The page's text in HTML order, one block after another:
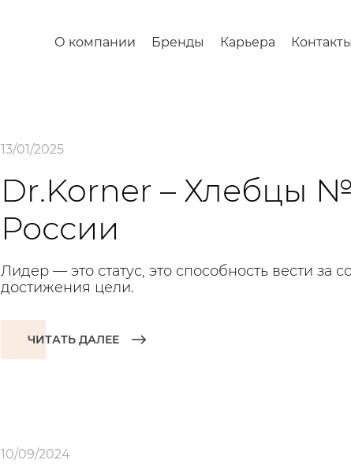
О компании Бренды Карьера Контакты
13/01/2025
Dr.Korner – Хлебцы №
России
Лидер — это статус, это способность вести за
достижения цели.
ЧИТАТЬ ДАЛЕЕ
10/09/2024